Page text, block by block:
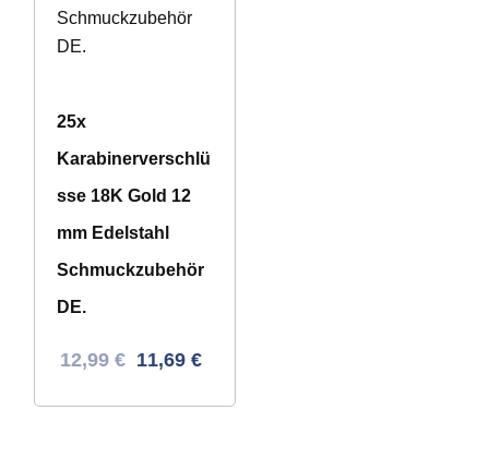
25x
Karabinerverschlü
sse 18K Gold 12
mm Edelstahl
Schmuckzubehör
DE.
Ursprünglicher
12,99 € Aktueller
11,69 €